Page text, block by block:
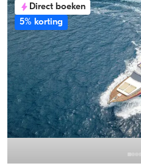
Direct boeken
5% korting